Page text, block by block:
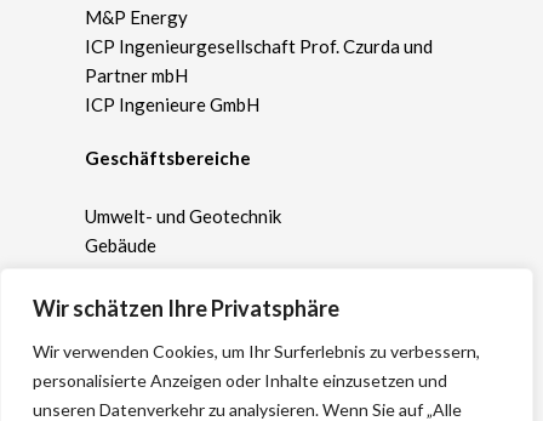
Wir schätzen Ihre Privatsphäre
Wir verwenden Cookies, um Ihr Surferlebnis zu verbessern,
personalisierte Anzeigen oder Inhalte einzusetzen und
unseren Datenverkehr zu analysieren. Wenn Sie auf „Alle
Geschäftsbereiche
Umwelt- und Geotechnik
Gebäude
Wasserwirtschaft
Kampfmittel
Naturschutz- und Landschaftsplanung
M&P Energy
ICP Ingenieurgesellschaft Prof. Czurda und
Partner mbH
ICP Ingenieure GmbH